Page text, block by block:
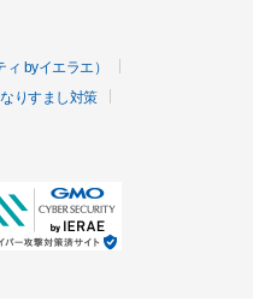
byイエラエ）
なりすまし対策